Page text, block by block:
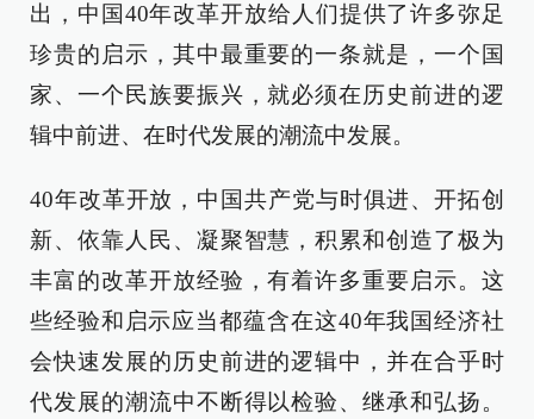
出，中国40年改革开放给人们提供了许多弥足
珍贵的启示，其中最重要的一条就是，一个国
家、一个民族要振兴，就必须在历史前进的逻
辑中前进、在时代发展的潮流中发展。
40年改革开放，中国共产党与时俱进、开拓创
新、依靠人民、凝聚智慧，积累和创造了极为
丰富的改革开放经验，有着许多重要启示。这
些经验和启示应当都蕴含在这40年我国经济社
会快速发展的历史前进的逻辑中，并在合乎时
代发展的潮流中不断得以检验、继承和弘扬。